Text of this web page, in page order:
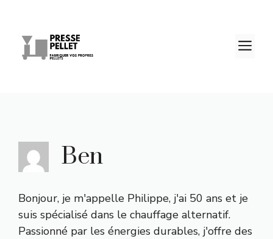
contenu
Ben
Bonjour, je m'appelle Philippe, j'ai 50 ans et je
suis spécialisé dans le chauffage alternatif.
Passionné par les énergies durables, j'offre des